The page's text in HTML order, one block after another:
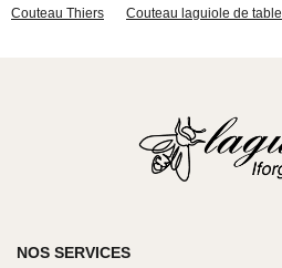
Couteau Thiers
Couteau laguiole de table
NOS SERVICES